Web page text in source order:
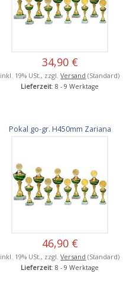
34,90 €
inkl. 19% USt., zzgl.Versand (Standard)
Lieferzeit: 8 - 9 Werktage
Pokal go-gr. H450mm Zariana
46,90 €
inkl. 19% USt., zzgl.Versand (Standard)
Lieferzeit: 8 - 9 Werktage